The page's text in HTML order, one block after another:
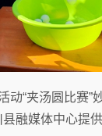
动“夹汤圆比赛”
县融媒体中心提供